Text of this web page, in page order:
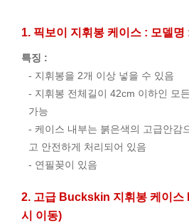
1. 픽보이 지휘봉 케이스 : 모델
특징 :
- 지휘봉을 2개 이상 넣을 수 있음
- 지휘봉 전체길이 42cm 이하인 모
가능
- 케이스 내부는 붉은색의 고급안감
고 안전하게 처리되어 있음
- 연필꽂이 있음
2. 고급 Buckskin 지휘봉 케이스
시 이동)